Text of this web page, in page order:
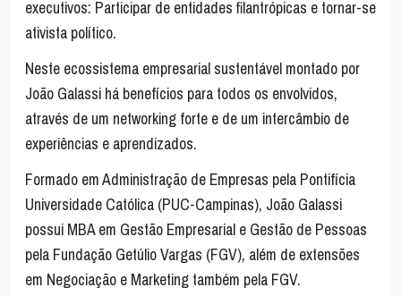
executivos: Participar de entidades filantrópicas e tornar-se
ativista político.
Neste ecossistema empresarial sustentável montado por
João Galassi há benefícios para todos os envolvidos,
através de um networking forte e de um intercâmbio de
experiências e aprendizados.
Formado em Administração de Empresas pela Pontifícia
Universidade Católica (PUC-Campinas), João Galassi
possui MBA em Gestão Empresarial e Gestão de Pessoas
pela Fundação Getúlio Vargas (FGV), além de extensões
em Negociação e Marketing também pela FGV.